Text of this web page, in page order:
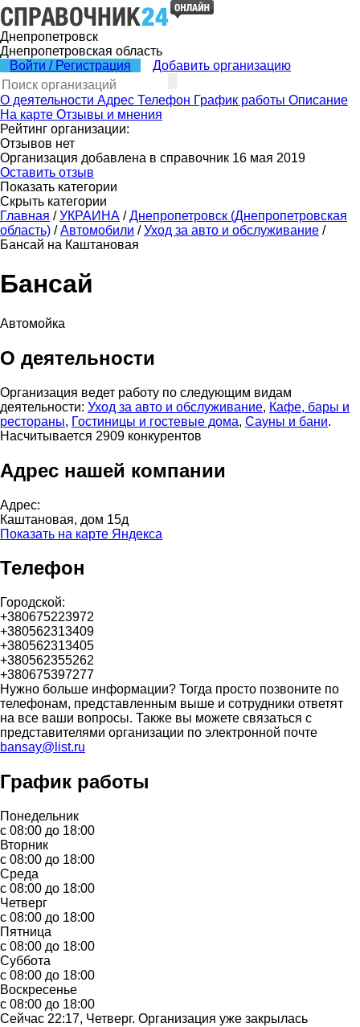
Днепропетровск
Днепропетровская область
Войти / Регистрация
Добавить организацию
О деятельности Адрес Телефон График работы Описание
На карте Отзывы и мнения
Рейтинг организации:
Отзывов нет
Организация добавлена в справочник 16 мая 2019
Оставить отзыв
Показать категории
Скрыть категории
Главная / УКРАИНА / Днепропетровск (Днепропетровская
область) / Автомобили / Уход за авто и обслуживание /
Бансай на Каштановая
Бансай
Автомойка
О деятельности
Организация ведет работу по следующим видам
деятельности: Уход за авто и обслуживание, Кафе, бары и
рестораны, Гостиницы и гостевые дома, Сауны и бани.
Насчитывается 2909 конкурентов
Адрес нашей компании
Адрес:
Каштановая, дом 15д
Показать на карте Яндекса
Телефон
Городской:
+380675223972
+380562313409
+380562313405
+380562355262
+380675397277
Нужно больше информации? Тогда просто позвоните по
телефонам, представленным выше и сотрудники ответят
на все ваши вопросы. Также вы можете связаться с
представителями организации по электронной почте
bansay@list.ru
График работы
Понедельник
с 08:00 до 18:00
Вторник
с 08:00 до 18:00
Среда
с 08:00 до 18:00
Четверг
с 08:00 до 18:00
Пятница
с 08:00 до 18:00
Суббота
с 08:00 до 18:00
Воскресенье
с 08:00 до 18:00
Сейчас 22:17, Четверг. Организация уже закрылась